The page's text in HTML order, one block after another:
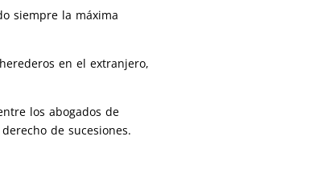
siempre la máxima
en el extranjero,
los abogados de
de sucesiones.